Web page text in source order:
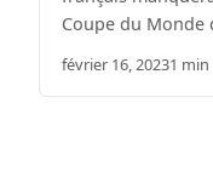
Coupe du Monde
février 16, 20231 min